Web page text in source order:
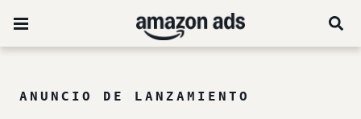
ANUNCIO DE LANZAMIENTO